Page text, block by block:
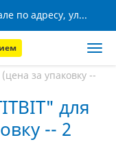
Будем рады вас видеть в новом филиале по адресу, ул. Кижеватова, 8!
за упаковку --
для
-- 2